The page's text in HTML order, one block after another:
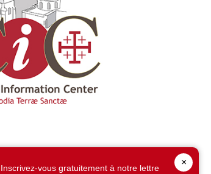
×
Inscrivez-vous gratuitement à notre lettre